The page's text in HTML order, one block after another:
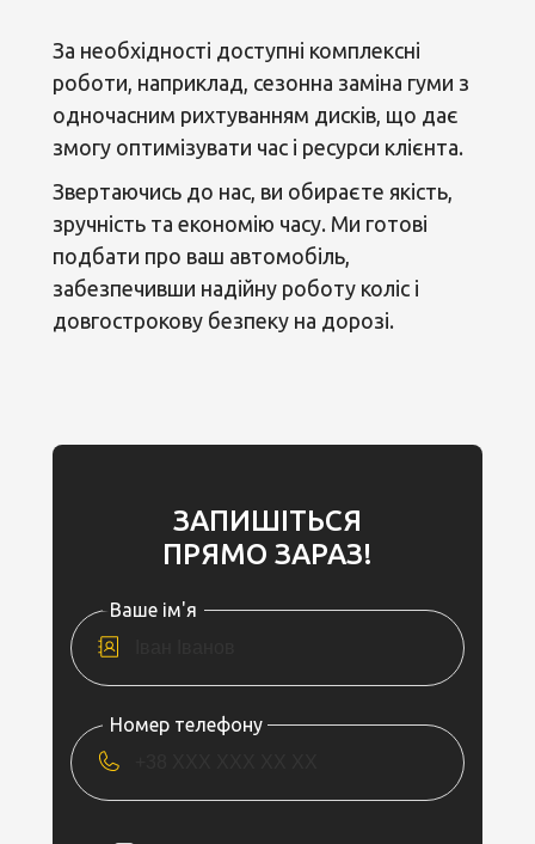
ЗАПИШІТЬСЯ
ПРЯМО ЗАРАЗ!
Ваше ім'я
Номер телефону
За необхідності доступні комплексні
роботи, наприклад, сезонна заміна гуми з
одночасним рихтуванням дисків, що дає
змогу оптимізувати час і ресурси клієнта.
Звертаючись до нас, ви обираєте якість,
зручність та економію часу. Ми готові
подбати про ваш автомобіль,
забезпечивши надійну роботу коліс і
довгострокову безпеку на дорозі.